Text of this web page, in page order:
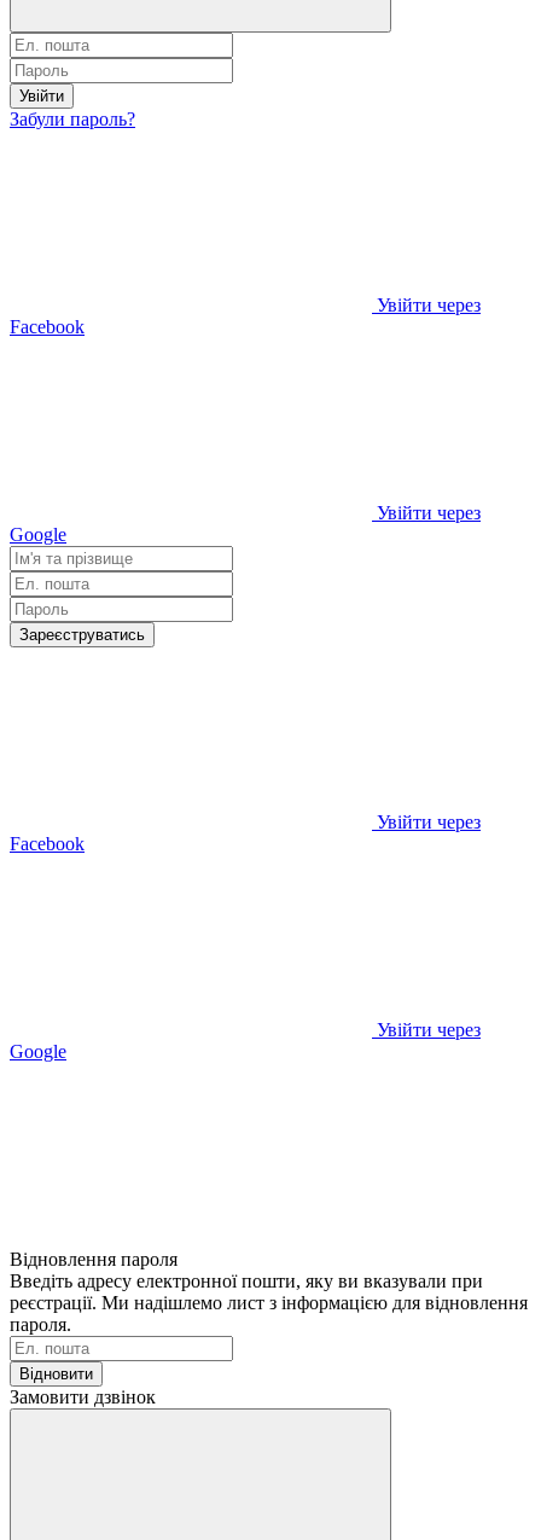
Увійти
Забули пароль?
Увійти через
Facebook
Увійти через
Google
Зареєструватись
Увійти через
Facebook
Увійти через
Google
Відновлення пароля
Введіть адресу електронної пошти, яку ви вказували при
реєстрації. Ми надішлемо лист з інформацією для відновлення
пароля.
Відновити
Замовити дзвінок